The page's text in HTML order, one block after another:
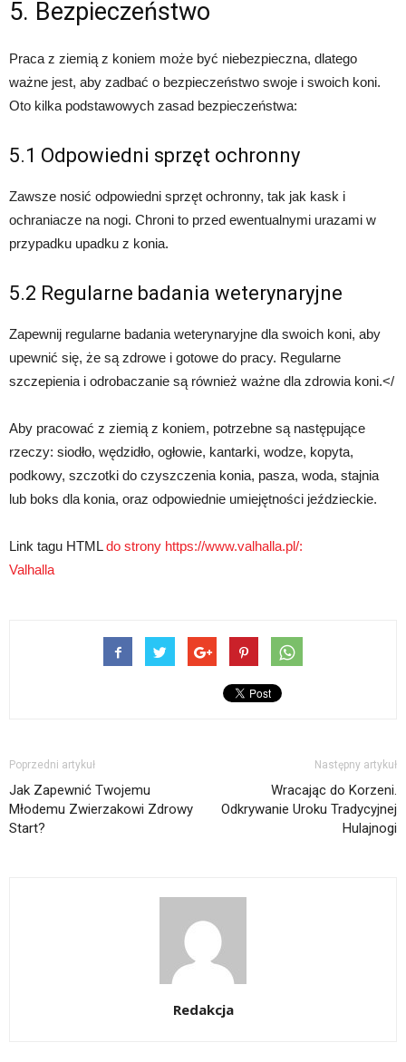
5. Bezpieczeństwo
Praca z ziemią z koniem może być niebezpieczna, dlatego
ważne jest, aby zadbać o bezpieczeństwo swoje i swoich koni.
Oto kilka podstawowych zasad bezpieczeństwa:
5.1 Odpowiedni sprzęt ochronny
Zawsze nosić odpowiedni sprzęt ochronny, tak jak kask i
ochraniacze na nogi. Chroni to przed ewentualnymi urazami w
przypadku upadku z konia.
5.2 Regularne badania weterynaryjne
Zapewnij regularne badania weterynaryjne dla swoich koni, aby
upewnić się, że są zdrowe i gotowe do pracy. Regularne
szczepienia i odrobaczanie są również ważne dla zdrowia koni.</
Aby pracować z ziemią z koniem, potrzebne są następujące
rzeczy: siodło, wędzidło, ogłowie, kantarki, wodze, kopyta,
podkowy, szczotki do czyszczenia konia, pasza, woda, stajnia
lub boks dla konia, oraz odpowiednie umiejętności jeździeckie.
Link tagu HTMLdo strony https://www.valhalla.pl/:
Valhalla
Poprzedni artykuł
Jak Zapewnić Twojemu
Młodemu Zwierzakowi Zdrowy
Start?
Następny artykuł
Wracając do Korzeni.
Odkrywanie Uroku Tradycyjnej
Hulajnogi
Redakcja